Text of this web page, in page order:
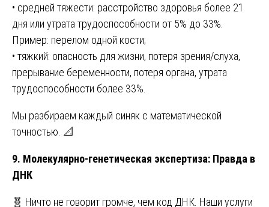
• средней тяжести: расстройство здоровья более 21
дня или утрата трудоспособности от 5% до 33%.
Пример: перелом одной кости;
• тяжкий: опасность для жизни, потеря зрения/слуха,
прерывание беременности, потеря органа, утрата
трудоспособности более 33%.
Мы разбираем каждый синяк с математической
точностью. 📐
9. Молекулярно-генетическая экспертиза: Правда в
ДНК
🧬 Ничто не говорит громче, чем код ДНК. Наши услуги